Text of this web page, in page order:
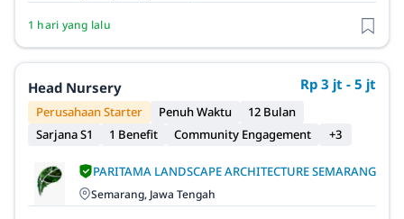
1 hari yang lalu
Head Nursery Rp 3 jt - 5 jt
Perusahaan Starter Penuh Waktu
12 Bulan
Sarjana S1
1 Benefit Community Engagement +3
PARITAMA LANDSCAPE ARCHITECTURE SEMARANG
Semarang, Jawa Tengah